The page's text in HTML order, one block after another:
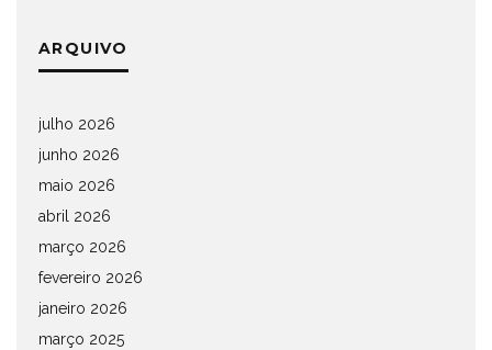
ARQUIVO
julho 2026
junho 2026
maio 2026
abril 2026
março 2026
fevereiro 2026
janeiro 2026
março 2025